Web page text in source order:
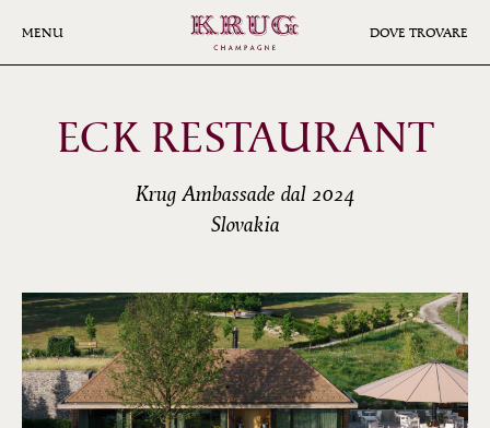
MENU DOVE TROVARE
ECK RESTAURANT
Krug Ambassade dal 2024
Slovakia